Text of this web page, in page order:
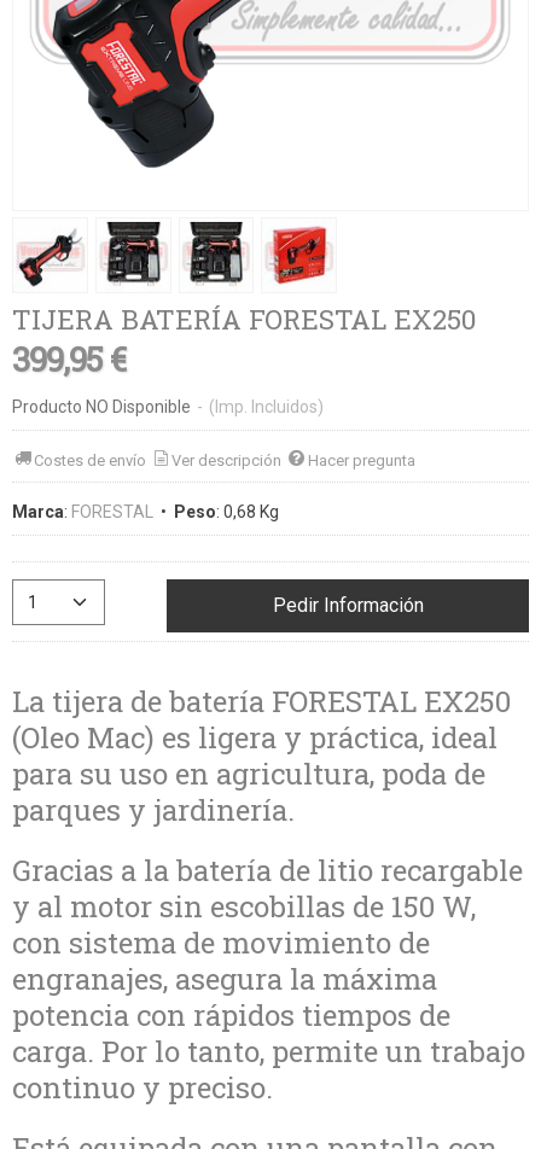
TIJERA BATERÍA FORESTAL EX250
399,95 €
Producto NO Disponible - (Imp. Incluidos)
Costes de envío Ver descripción Hacer pregunta
Marca: FORESTAL • Peso: 0,68 Kg
Pedir Información
La tijera de batería FORESTAL EX250
(Oleo Mac) es ligera y práctica, ideal
para su uso en agricultura, poda de
parques y jardinería.
Gracias a la batería de litio recargable
y al motor sin escobillas de 150 W,
con sistema de movimiento de
engranajes, asegura la máxima
potencia con rápidos tiempos de
carga. Por lo tanto, permite un trabajo
continuo y preciso.